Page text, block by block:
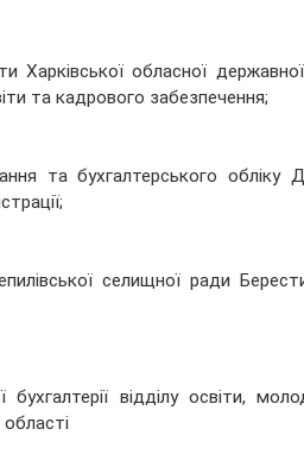
обласної державної
та кадрового забезпечення;
та бухгалтерського обліку
селищної ради
відділу освіти,